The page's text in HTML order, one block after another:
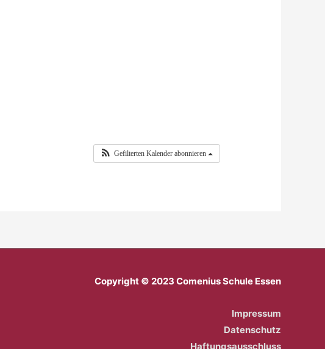
Gefilterten Kalender abonnieren
Copyright © 2023 Comenius Schule Essen
Impressum
Datenschutz
Haftungsausschluss